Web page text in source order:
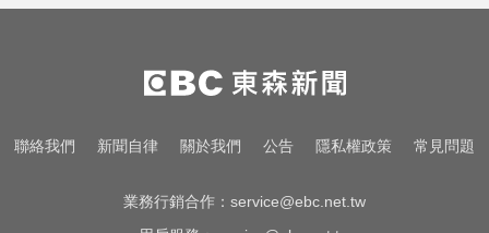
足協報公帳被抓包
中颱白海豚暴風圈逼近！7地區達停
班課標準
明天會放颱風假嗎？8縣市達「停班
聯絡我們 新聞自律 關於我們 公告 隱私權政策 常見問題
業務行銷合作： service@ebc.net.tw